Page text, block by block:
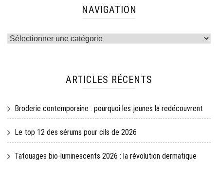
NAVIGATION
Navigation
ARTICLES RÉCENTS
Broderie contemporaine : pourquoi les jeunes la redécouvrent
Le top 12 des sérums pour cils de 2026
Tatouages bio-luminescents 2026 : la révolution dermatique